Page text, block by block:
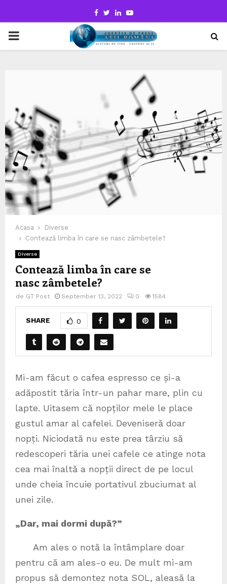
Facebook
TwitterLinkedinYoutube
PRIMARY
Acasa
Diverse
Contează limba în care se nasc zâmbetele?
Diverse
Contează limba în care se
nasc zâmbetele?
de GT Post September 13, 2022 0 1584
SHARE 0
Mi-am făcut o cafea espresso ce și-a
adăpostit tăria într-un pahar mare, plin cu
lapte. Uitasem că nopților mele le place
gustul amar al cafelei. Deveniseră doar
nopți. Niciodată nu este prea târziu să
redescoperi tăria unei cafele ce atinge nota
cea mai înaltă a nopții direct de pe locul
unde cheia încuie portativul zbuciumat al
unei zile.
„Dar, mai dormi după?”
Am ales o notă la întâmplare doar
pentru că am ales-o eu. De mult mi-am
propus să demontez nota SOL, aleasă la